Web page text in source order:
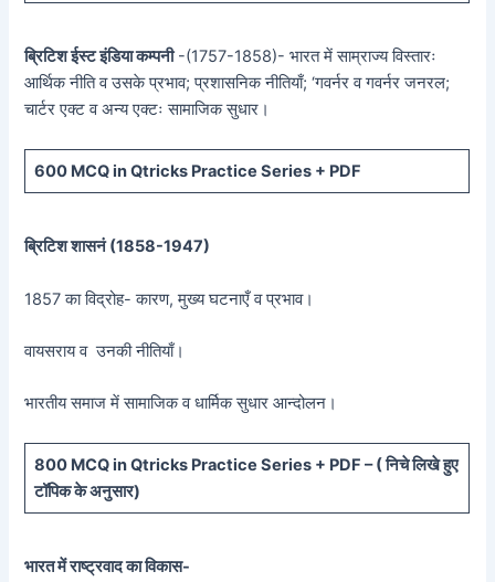
ब्रिटिश ईस्ट इंडिया कम्पनी-(1757-1858)- भारत में साम्राज्य विस्तारः
आर्थिक नीति व उसके प्रभाव; प्रशासनिक नीतियाँ; ‘गवर्नर व गवर्नर जनरल;
चार्टर एक्ट व अन्य एक्टः सामाजिक सुधार।
600 MCQ in Qtricks Practice Series + PDF
ब्रिटिश शासनं (1858-1947)
1857 का विद्रोह- कारण, मुख्य घटनाएँ व प्रभाव।
वायसराय व उनकी नीतियाँ।
भारतीय समाज में सामाजिक व धार्मिक सुधार आन्दोलन।
800 MCQ in Qtricks Practice Series + PDF – (निचे लिखे हुए
टॉपिक के अनुसार)
भारत में राष्ट्रवाद का विकास-